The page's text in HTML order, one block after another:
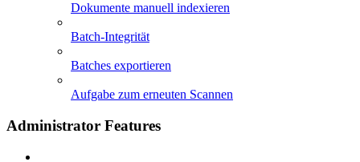
Dokumente manuell indexieren
Batch-Integrität
Batches exportieren
Aufgabe zum erneuten Scannen
Administrator Features